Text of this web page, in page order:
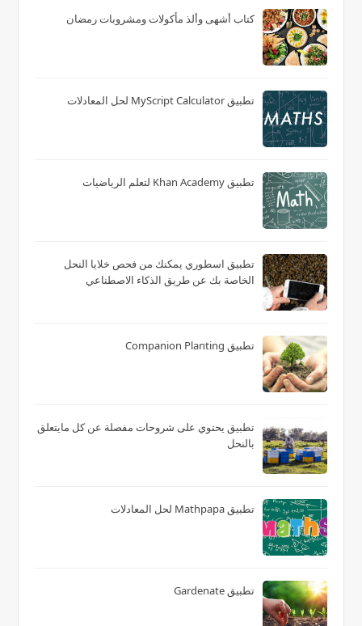
كتاب أشهى وألذ مأكولات ومشروبات رمضان
تطبيق MyScript Calculator لحل المعادلات
تطبيق Khan Academy لتعلم الرياضيات
تطبيق اسطوري يمكنك من فحص خلايا النحل
الخاصة بك عن طريق الذكاء الاصطناعي
تطبيق Companion Planting
تطبيق يحتوي على شروحات مفصلة عن كل مايتعلق
بالنحل
تطبيق Mathpapa لحل المعادلات
تطبيق Gardenate